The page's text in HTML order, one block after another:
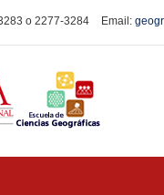
o 2277-3284 Email: